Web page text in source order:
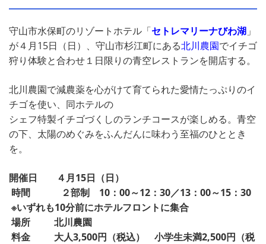
守山市水保町のリゾートホテル「セトレマリーナびわ湖 」
が４月15日（日）、守山市杉江町にある北川農園でイチゴ
狩り体験と合わせ１日限りの青空レストランを開店する。
北川農園で減農薬を心がけて育てられた愛情たっぷりのイ
チゴを使い、同ホテルの
シェフ特製イチゴづくしのランチコースが楽しめる。青空
の下、太陽のめぐみをふんだんに味わう至福のひととき
を。
開催日 ４月15日（日）
時間 ２部制 10：00～12：30／13：00～15：30
※いずれも10分前にホテルフロントに集合
場所 北川農園
料金 大人3,500円（税込） 小学生未満2,500円（税